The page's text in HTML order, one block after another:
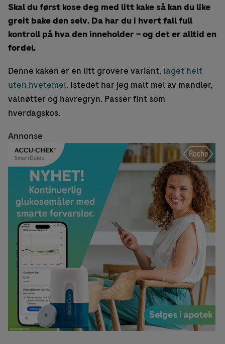
Skal du først kose deg med litt kake så kan du like
greit bake den selv. Da har du i hvert fall full
kontroll på hva den inneholder – og det er alltid en
fordel.
Denne kaken er en litt grovere variant, laget helt
uten hvetemel. Istedet har jeg malt mel av mandler,
valnøtter og havregryn. Passer fint som
hverdagskos.
Annonse